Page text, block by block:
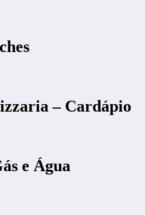
– Cardápio
e Água